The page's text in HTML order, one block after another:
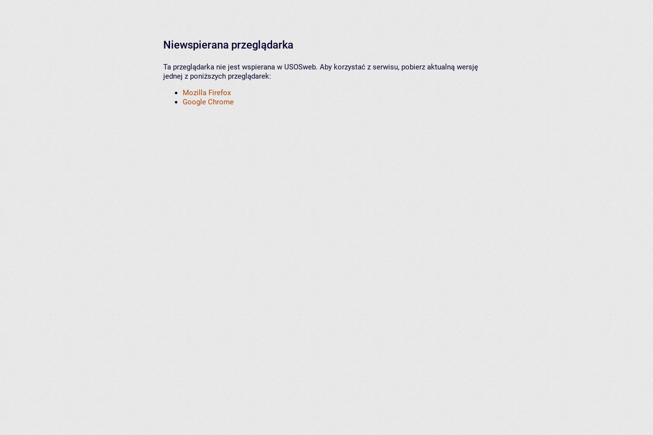
Niewspierana przeglądarka
Ta przeglądarka nie jest wspierana w USOSweb. Aby korzystać z serwisu, pobierz aktualną wersję
jednej z poniższych przeglądarek:
Mozilla Firefox
Google Chrome